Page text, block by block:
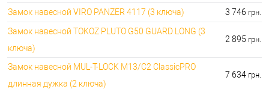
Замок навесной VIRO PANZER 4117 (3 ключа) 3 746 грн.
Замок навесной TOKOZ PLUTO G50 GUARD LONG (3
ключа)
2 895 грн.
Замок навесной MUL-T-LOCK M13/C2 ClassicPRO
длинная дужка (2 ключа)
7 634 грн.